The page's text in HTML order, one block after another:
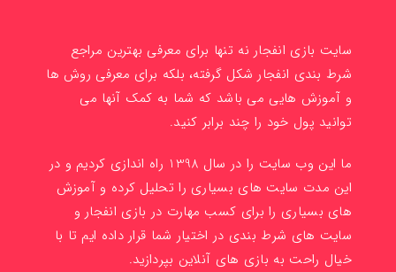
سایت بازی انفجار نه تنها برای معرفی بهترین مراجع
شرط بندی انفجار شکل گرفته، بلکه برای معرفی روش ها
و آموزش هایی می باشد که شما به کمک آنها می
توانید پول خود را چند برابر کنید.
ما این وب سایت را در سال 1398 راه اندازی کردیم و در
این مدت سایت های بسیاری را تحلیل کرده و آموزش
های بسیاری را برای کسب مهارت در بازی انفجار و
سایت های شرط بندی در اختیار شما قرار داده ایم تا با
خیال راحت به بازی های آنلاین بپردازید.